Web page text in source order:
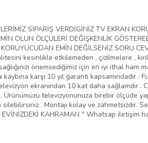
SİPARİŞ VERDİGİNİZ TV EKRAN
OLUN ÖLÇÜLERİ DEĞİŞKENLİK
EMİN DEĞİLSENİZ SORU
kesinlikle etkilemeden , çizilmelere ,
önemsediğimiz için en iyi ithal ham
karşı 10 yıl garanti kapsamındadır .
ekranından 10 kat daha sağlamdır .
Ürünümüzü televizyonunuza birebir ölçüde
. Montajı kolay ve zahmetsizdir.
KAHRAMAN '' Whatsap iletişim